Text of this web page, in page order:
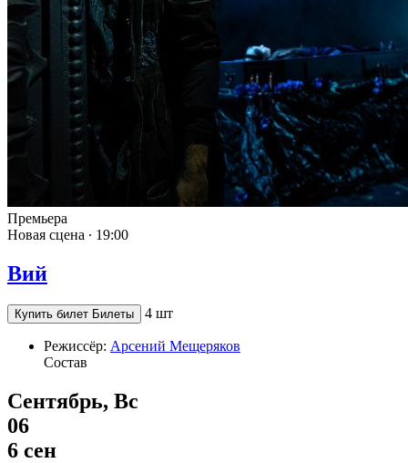
Премьера
Новая сцена ∙ 19:00
Вий
Купить билет Билеты 4 шт
Режиссёр: Арсений Мещеряков
Состав
Сентябрь, Вс
06
6 сен